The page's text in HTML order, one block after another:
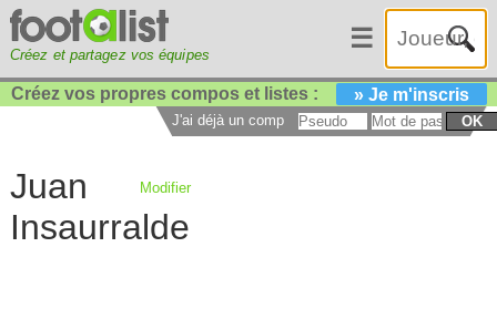
Créez et partagez vos équipes
☰
Créez vos propres compos et listes : » Je m'inscris
J'ai déjà un compte : OK
Juan
Insaurralde
Modifier